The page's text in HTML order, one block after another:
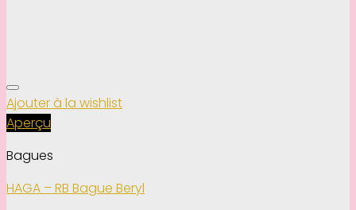
Ajouter à la wishlist
Aperçu
Bagues
HAGA – RB Bague Beryl